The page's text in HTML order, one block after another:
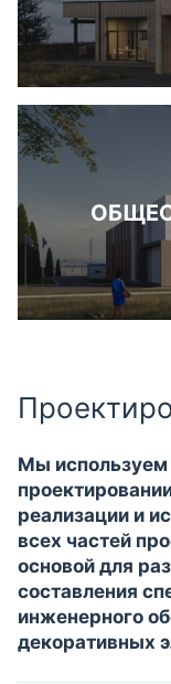
Мы используем
реализации и
всех частей
основой для
составления
инженерного
декоративных